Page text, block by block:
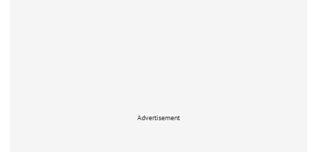
Advertisement